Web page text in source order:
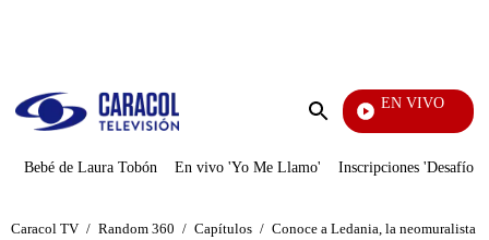
Enviar
EN VIVO
EFÉ
Bebé de Laura Tobón En vivo 'Yo Me Llamo' Inscripciones 'Desafío'
Caracol TV / Random 360 / Capítulos / Conoce a Ledania, la neomuralista